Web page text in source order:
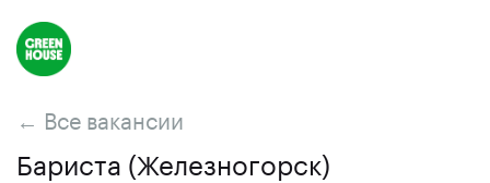
← Все вакансии
Бариста (Железногорск)